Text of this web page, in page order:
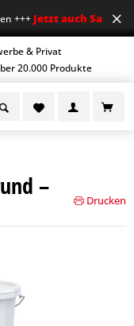
+++Jetzt auch Sa
& Privat
20.000 Produkte
– Drucken